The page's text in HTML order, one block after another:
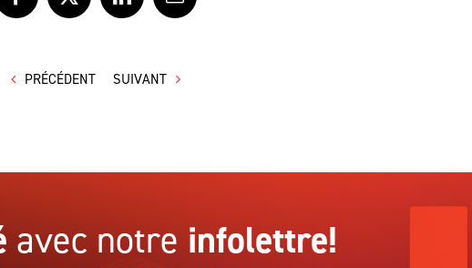
PRÉCÉDENT SUIVANT
avec notre infolettre!